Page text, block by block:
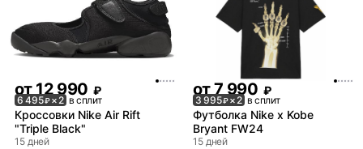
от12 990 ₽
6 495₽× 2 в сплит
Кроссовки Nike Air Rift
"Triple Black"
15 дней
от7 990 ₽
3 995₽× 2 в сплит
Футболка Nike x Kobe
Bryant FW24
15 дней